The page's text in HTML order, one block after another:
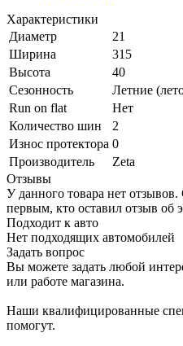
Характеристики
Диаметр
21
Ширина
315
Высота
40
Сезонность
Летние
Run on flat
Нет
Количество шин
2
Износ протектора 0
Производитель
Zeta
Отзывы
У данного товара нет отзывов.
первым, кто оставил отзыв об
Подходит к авто
Нет подходящих автомобилей
Задать вопрос
Вы можете задать любой
или работе магазина.
Наши квалифицированные
помогут.